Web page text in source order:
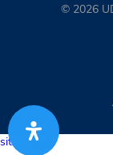
© 2026
situs togel